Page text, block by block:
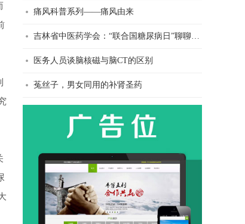
痛风科普系列——痛风由来
吉林省中医药学会：“联合国糖尿病日”聊聊糖尿病那些事儿
医务人员谈脑核磁与脑CT的区别
菟丝子，男女同用的补肾圣药